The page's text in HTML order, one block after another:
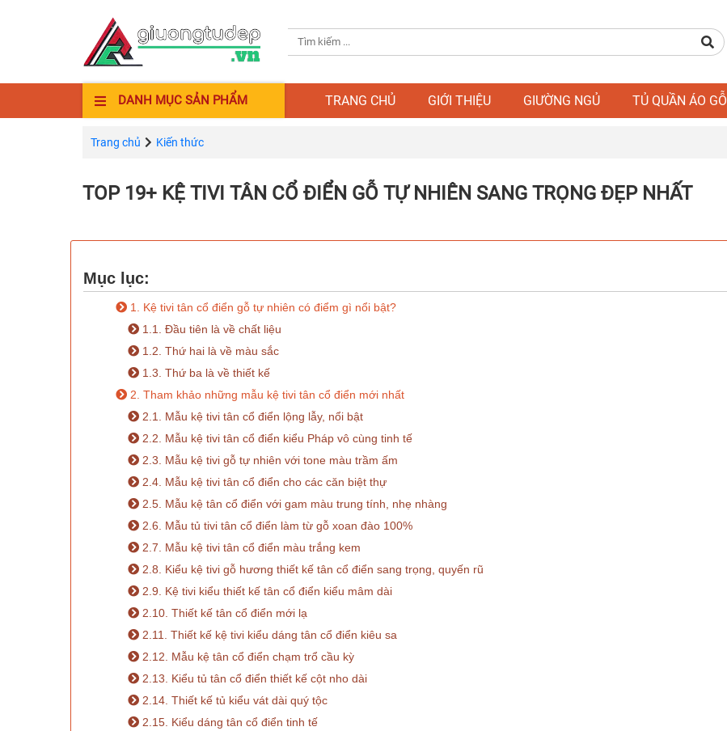
DANH MỤC SẢN PHẨM TRANG CHỦ GIỚI THIỆU GIƯỜNG NGỦ TỦ QUẦN ÁO GỖ
Trang chủ Kiến thức
TOP 19+ KỆ TIVI TÂN CỔ ĐIỂN GỖ TỰ NHIÊN SANG TRỌNG ĐẸP NHẤT
Mục lục:
1. Kệ tivi tân cổ điển gỗ tự nhiên có điểm gì nổi bật?
1.1. Đầu tiên là về chất liệu
1.2. Thứ hai là về màu sắc
1.3. Thứ ba là về thiết kế
2. Tham khảo những mẫu kệ tivi tân cổ điển mới nhất
2.1. Mẫu kệ tivi tân cổ điển lộng lẫy, nổi bật
2.2. Mẫu kệ tivi tân cổ điển kiểu Pháp vô cùng tinh tế
2.3. Mẫu kệ tivi gỗ tự nhiên với tone màu trầm ấm
2.4. Mẫu kệ tivi tân cổ điển cho các căn biệt thự
2.5. Mẫu kệ tân cổ điển với gam màu trung tính, nhẹ nhàng
2.6. Mẫu tủ tivi tân cổ điển làm từ gỗ xoan đào 100%
2.7. Mẫu kệ tivi tân cổ điển màu trắng kem
2.8. Kiểu kệ tivi gỗ hương thiết kế tân cổ điển sang trọng, quyến rũ
2.9. Kệ tivi kiểu thiết kế tân cổ điển kiểu mâm dài
2.10. Thiết kế tân cổ điển mới lạ
2.11. Thiết kế kệ tivi kiểu dáng tân cổ điển kiêu sa
2.12. Mẫu kệ tân cổ điển chạm trổ cầu kỳ
2.13. Kiểu tủ tân cổ điển thiết kế cột nho dài
2.14. Thiết kế tủ kiểu vát dài quý tộc
2.15. Kiểu dáng tân cổ điển tinh tế